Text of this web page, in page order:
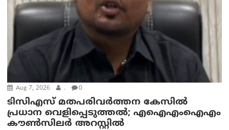
Aug 7, 2026 . 0
ടിസിഎസ് മതപരിവർത്തന കേസിൽ
പ്രധാന വെളിപ്പെടുത്തൽ; എഐഎംഐഎം
കൗൺസിലർ അറസ്റ്റിൽ